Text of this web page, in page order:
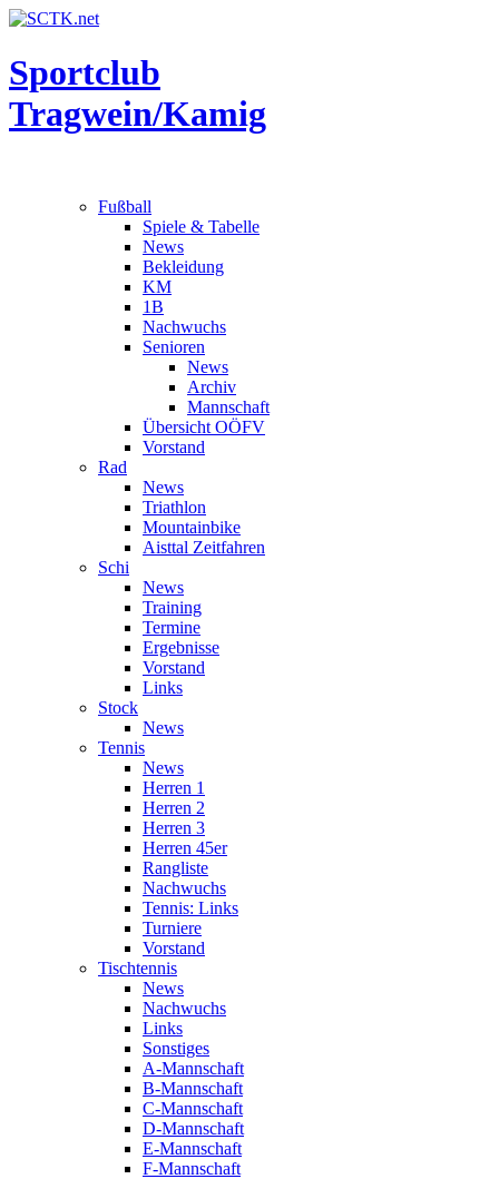
Sportclub
Tragwein/Kamig
Fußball
Spiele & Tabelle
News
Bekleidung
KM
1B
Nachwuchs
Senioren
News
Archiv
Mannschaft
Übersicht OÖFV
Vorstand
Rad
News
Triathlon
Mountainbike
Aisttal Zeitfahren
Schi
News
Training
Termine
Ergebnisse
Vorstand
Links
Stock
News
Tennis
News
Herren 1
Herren 2
Herren 3
Herren 45er
Rangliste
Nachwuchs
Tennis: Links
Turniere
Vorstand
Tischtennis
News
Nachwuchs
Links
Sonstiges
A-Mannschaft
B-Mannschaft
C-Mannschaft
D-Mannschaft
E-Mannschaft
F-Mannschaft